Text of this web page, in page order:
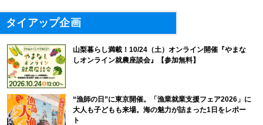
タイアップ企画
山梨暮らし満載！10/24（土）オンライン開催『やまな
しオンライン就農座談会』【参加無料】
“漁師の日”に東京開催。「漁業就業支援フェア2026」に
大人も子どもも来場。海の魅力が詰まった1日をレポー
ト